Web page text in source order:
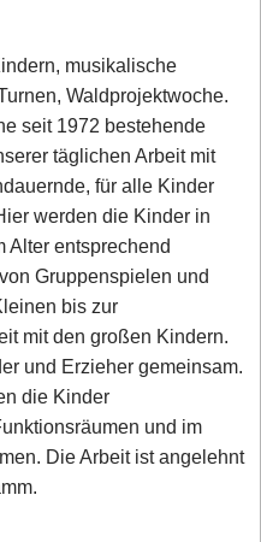
musikalische
Waldprojektwoche.
seit 1972 bestehende
täglichen Arbeit mit
für alle Kinder
werden die Kinder in
Alter entsprechend
Gruppenspielen und
bis zur
mit den großen Kindern.
und Erzieher gemeinsam.
die Kinder
und im
Die Arbeit ist angelehnt